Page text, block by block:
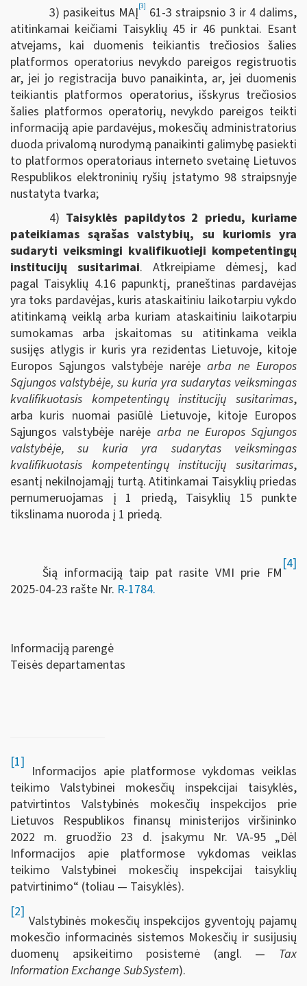
3) pasikeitus MAĮ[3] 61-3 straipsnio 3 ir 4 dalims,
atitinkamai keičiami Taisyklių 45 ir 46 punktai. Esant
atvejams, kai duomenis teikiantis trečiosios šalies
platformos operatorius nevykdo pareigos registruotis
ar, jei jo registracija buvo panaikinta, ar, jei duomenis
teikiantis platformos operatorius, išskyrus trečiosios
šalies platformos operatorių, nevykdo pareigos teikti
informaciją apie pardavėjus, mokesčių administratorius
duoda privalomą nurodymą panaikinti galimybę pasiekti
to platformos operatoriaus interneto svetainę Lietuvos
Respublikos elektroninių ryšių įstatymo 98 straipsnyje
nustatyta tvarka;
4) Taisyklės papildytos 2 priedu, kuriame
pateikiamas sąrašas valstybių, su kuriomis yra
sudaryti veiksmingi kvalifikuotieji kompetentingų
institucijų susitarimai. Atkreipiame dėmesį, kad
pagal Taisyklių 4.16 papunktį, praneštinas pardavėjas
yra toks pardavėjas, kuris ataskaitiniu laikotarpiu vykdo
atitinkamą veiklą arba kuriam ataskaitiniu laikotarpiu
sumokamas arba įskaitomas su atitinkama veikla
susijęs atlygis ir kuris yra rezidentas Lietuvoje, kitoje
Europos Sąjungos valstybėje narėje arba ne Europos
Sąjungos valstybėje, su kuria yra sudarytas veiksmingas
kvalifikuotasis kompetentingų institucijų susitarimas,
arba kuris nuomai pasiūlė Lietuvoje, kitoje Europos
Sąjungos valstybėje narėje arba ne Europos Sąjungos
valstybėje, su kuria yra sudarytas veiksmingas
kvalifikuotasis kompetentingų institucijų susitarimas,
esantį nekilnojamąjį turtą. Atitinkamai Taisyklių priedas
pernumeruojamas į 1 priedą, Taisyklių 15 punkte
tikslinama nuoroda į 1 priedą.
Šią informaciją taip pat rasite VMI prie FM
[4]
2025-04-23 rašte Nr. R-1784.
Informaciją parengė
Teisės departamentas
[1]
Informacijos apie platformose vykdomas veiklas
teikimo Valstybinei mokesčių inspekcijai taisyklės,
patvirtintos Valstybinės mokesčių inspekcijos prie
Lietuvos Respublikos finansų ministerijos viršininko
2022 m. gruodžio 23 d. įsakymu Nr. VA-95 „Dėl
Informacijos apie platformose vykdomas veiklas
teikimo Valstybinei mokesčių inspekcijai taisyklių
patvirtinimo“ (toliau — Taisyklės).
[2]
Valstybinės mokesčių inspekcijos gyventojų pajamų
mokesčio informacinės sistemos Mokesčių ir susijusių
duomenų apsikeitimo posistemė (angl. — Tax
Information Exchange SubSystem).